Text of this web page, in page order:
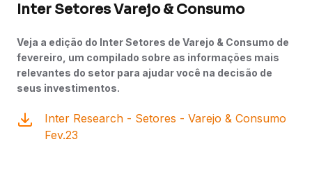
Inter Setores Varejo & Consumo
Veja a edição do Inter Setores de Varejo & Consumo de
fevereiro, um compilado sobre as informações mais
relevantes do setor para ajudar você na decisão de
seus investimentos.
Inter Research - Setores - Varejo & Consumo
Fev.23